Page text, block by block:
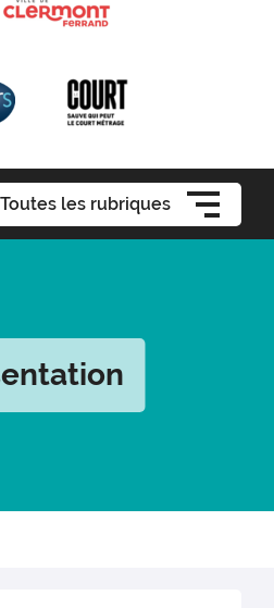
Toutes les rubriques